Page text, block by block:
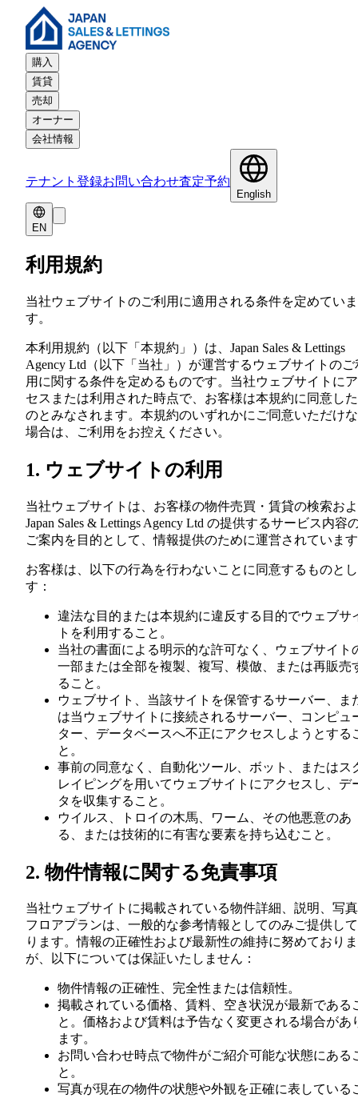
購入
賃貸
売却
オーナー
会社情報
テナント登録お問い合わせ査定予約
English
EN
利用規約
当社ウェブサイトのご利用に適用される条件を定めていま
す。
本利用規約（以下「本規約」）は、Japan Sales & Lettings
Agency Ltd（以下「当社」）が運営するウェブサイトのご
用に関する条件を定めるものです。当社ウェブサイトに
セスまたは利用された時点で、お客様は本規約に同意し
のとみなされます。本規約のいずれかにご同意いただけ
場合は、ご利用をお控えください。
1. ウェブサイトの利用
当社ウェブサイトは、お客様の物件売買・賃貸の検索お
Japan Sales & Lettings Agency Ltd の提供するサービス内容
ご案内を目的として、情報提供のために運営されていま
お客様は、以下の行為を行わないことに同意するものと
す：
違法な目的または本規約に違反する目的でウェブサ
トを利用すること。
当社の書面による明示的な許可なく、ウェブサイト
一部または全部を複製、複写、模倣、または再販売
ること。
ウェブサイト、当該サイトを保管するサーバー、ま
は当ウェブサイトに接続されるサーバー、コンピュ
ター、データベースへ不正にアクセスしようとする
と。
事前の同意なく、自動化ツール、ボット、またはス
レイピングを用いてウェブサイトにアクセスし、デ
タを収集すること。
ウイルス、トロイの木馬、ワーム、その他悪意のあ
る、または技術的に有害な要素を持ち込むこと。
2. 物件情報に関する免責事項
当社ウェブサイトに掲載されている物件詳細、説明、写
フロアプランは、一般的な参考情報としてのみご提供し
ります。情報の正確性および最新性の維持に努めており
が、以下については保証いたしません：
物件情報の正確性、完全性または信頼性。
掲載されている価格、賃料、空き状況が最新である
と。価格および賃料は予告なく変更される場合があ
ます。
お問い合わせ時点で物件がご紹介可能な状態にある
と。
写真が現在の物件の状態や外観を正確に表している